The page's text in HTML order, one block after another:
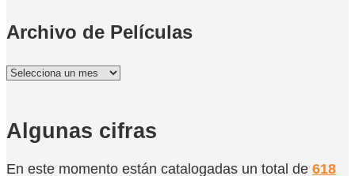
Archivo de Películas
Archivo
Algunas cifras
En este momento están catalogadas un total de 618